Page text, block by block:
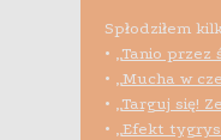
Spłodziłem
• „Tanio przez
• „Mucha w
• „Targuj się!
• „Efekt